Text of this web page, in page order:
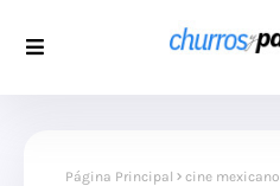
Página Principal cine mexicano